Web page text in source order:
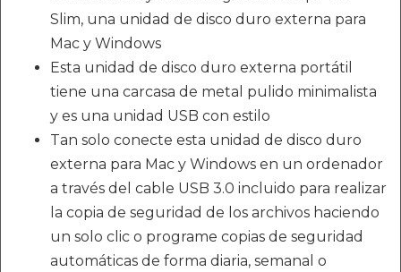
Slim, una unidad de disco duro externa para
Mac y Windows
Esta unidad de disco duro externa portátil
tiene una carcasa de metal pulido minimalista
y es una unidad USB con estilo
Tan solo conecte esta unidad de disco duro
externa para Mac y Windows en un ordenador
a través del cable USB 3.0 incluido para realizar
la copia de seguridad de los archivos haciendo
un solo clic o programe copias de seguridad
automáticas de forma diaria, semanal o